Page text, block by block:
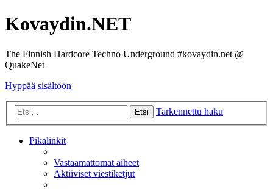
Kovaydin.NET
The Finnish Hardcore Techno Underground #kovaydin.net @
QuakeNet
Hyppää sisältöön
Etsi Tarkennettu haku
Pikalinkit
Vastaamattomat aiheet
Aktiiviset viestiketjut